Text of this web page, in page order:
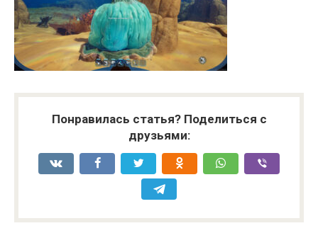
Понравилась статья? Поделиться с
друзьями: